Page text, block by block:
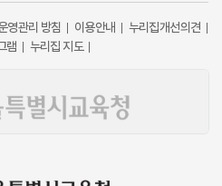
영관리 방침 이용안내
누리집개선의견
램
누리집 지도